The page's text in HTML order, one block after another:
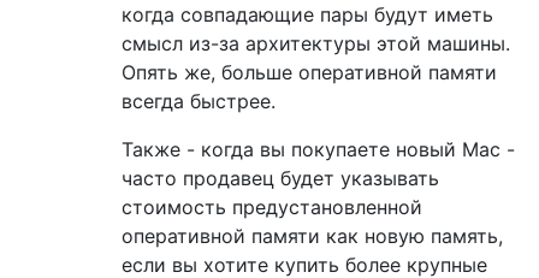
когда совпадающие пары будут иметь
смысл из-за архитектуры этой машины.
Опять же, больше оперативной памяти
всегда быстрее.
Также - когда вы покупаете новый Mac -
часто продавец будет указывать
стоимость предустановленной
оперативной памяти как новую память,
если вы хотите купить более крупные